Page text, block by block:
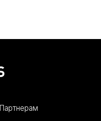
Партнерам